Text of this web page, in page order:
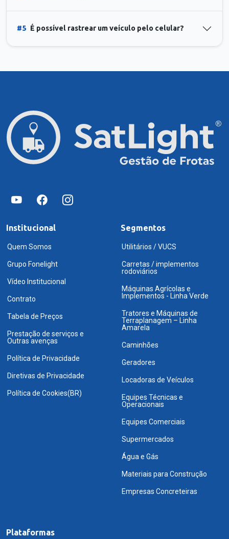
#5 É possível rastrear um veículo pelo celular?
Institucional
Quem Somos
Grupo Fonelight
Vídeo Institucional
Contrato
Tabela de Preços
Prestação de serviços e
Outras avenças
Política de Privacidade
Diretivas de Privacidade
Política de Cookies(BR)
Segmentos
Utilitários / VUCS
Carretas / implementos
rodoviários
Máquinas Agrícolas e
Implementos - Linha Verde
Tratores e Máquinas de
Terraplanagem – Linha
Amarela
Caminhões
Geradores
Locadoras de Veículos
Equipes Técnicas e
Operacionais
Equipes Comerciais
Supermercados
Água e Gás
Materiais para Construção
Empresas Concreteiras
Plataformas